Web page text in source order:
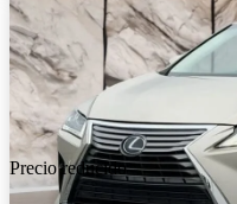
Precio reducido